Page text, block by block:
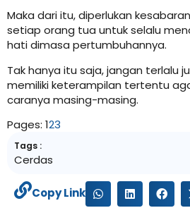
Copy Link
Maka dari itu, diperlukan
setiap orang tua untuk selalu
hati dimasa pertumbuhannya.
Tak hanya itu saja, jangan terlalu
memiliki keterampilan tertentu
caranya masing-masing.
Pages: 123
Tags :
Cerdas